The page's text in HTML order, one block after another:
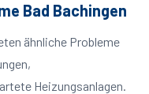
Bad Bachingen
ähnliche Probleme
Heizungsanlagen.